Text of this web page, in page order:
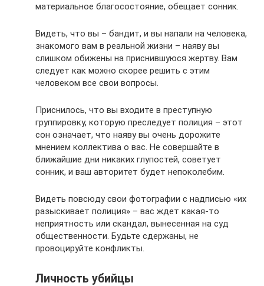
материальное благосостояние, обещает сонник.
Видеть, что вы – бандит, и вы напали на человека,
знакомого вам в реальной жизни – наяву вы
слишком обижены на приснившуюся жертву. Вам
следует как можно скорее решить с этим
человеком все свои вопросы.
Приснилось, что вы входите в преступную
группировку, которую преследует полиция – этот
сон означает, что наяву вы очень дорожите
мнением коллектива о вас. Не совершайте в
ближайшие дни никаких глупостей, советует
сонник, и ваш авторитет будет непоколебим.
Видеть повсюду свои фотографии с надписью «их
разыскивает полиция» – вас ждет какая-то
неприятность или скандал, вынесенная на суд
общественности. Будьте сдержаны, не
провоцируйте конфликты.
Личность убийцы